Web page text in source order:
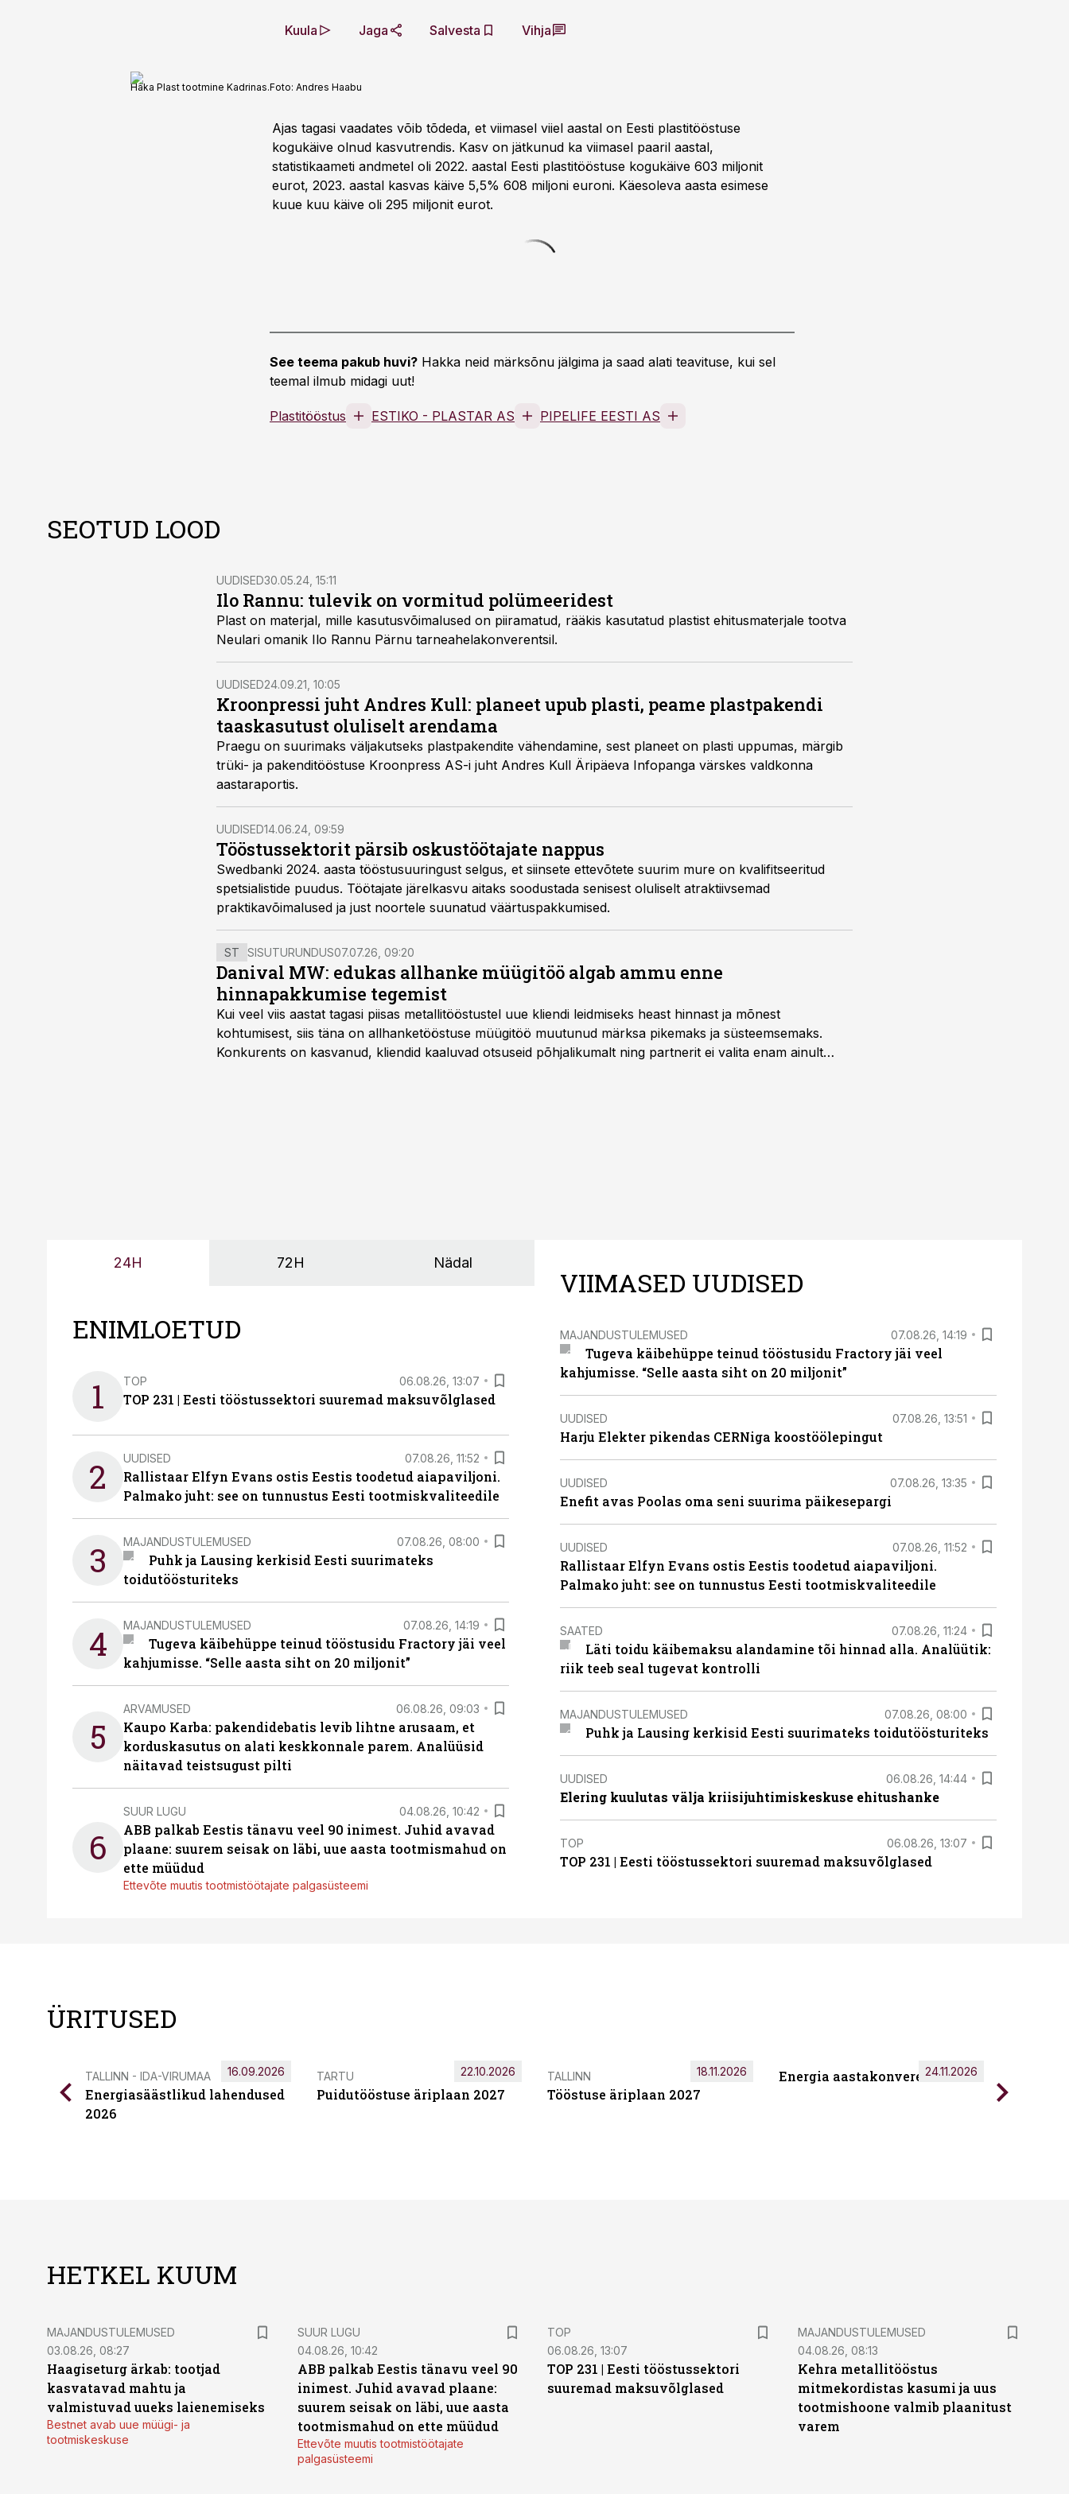
Kuula Jaga Salvesta Vihja
Haka Plast tootmine Kadrinas.Foto: Andres Haabu
Ajas tagasi vaadates võib tõdeda, et viimasel viiel aastal on Eesti plastitööstuse
kogukäive olnud kasvutrendis. Kasv on jätkunud ka viimasel paaril aastal,
statistikaameti andmetel oli 2022. aastal Eesti plastitööstuse kogukäive 603 miljonit
eurot, 2023. aastal kasvas käive 5,5% 608 miljoni euroni. Käesoleva aasta esimese
kuue kuu käive oli 295 miljonit eurot.
See teema pakub huvi? Hakka neid märksõnu jälgima ja saad alati teavituse, kui sel
teemal ilmub midagi uut!
Plastitööstus ESTIKO - PLASTAR AS PIPELIFE EESTI AS
SEOTUD LOOD
UUDISED30.05.24, 15:11
Ilo Rannu: tulevik on vormitud polümeeridest
Plast on materjal, mille kasutusvõimalused on piiramatud, rääkis kasutatud plastist ehitusmaterjale tootva
Neulari omanik Ilo Rannu Pärnu tarneahelakonverentsil.
UUDISED24.09.21, 10:05
Kroonpressi juht Andres Kull: planeet upub plasti, peame plastpakendi
taaskasutust oluliselt arendama
Praegu on suurimaks väljakutseks plastpakendite vähendamine, sest planeet on plasti uppumas, märgib
trüki- ja pakenditööstuse Kroonpress AS-i juht Andres Kull Äripäeva Infopanga värskes valdkonna
aastaraportis.
UUDISED14.06.24, 09:59
Tööstussektorit pärsib oskustöötajate nappus
Swedbanki 2024. aasta tööstusuuringust selgus, et siinsete ettevõtete suurim mure on kvalifitseeritud
spetsialistide puudus. Töötajate järelkasvu aitaks soodustada senisest oluliselt atraktiivsemad
praktikavõimalused ja just noortele suunatud väärtuspakkumised.
ST SISUTURUNDUS07.07.26, 09:20
Danival MW: edukas allhanke müügitöö algab ammu enne
hinnapakkumise tegemist
Kui veel viis aastat tagasi piisas metallitööstustel uue kliendi leidmiseks heast hinnast ja mõnest
kohtumisest, siis täna on allhanketööstuse müügitöö muutunud märksa pikemaks ja süsteemsemaks.
Konkurents on kasvanud, kliendid kaaluvad otsuseid põhjalikumalt ning partnerit ei valita enam ainult
24H 72H Nädal
ENIMLOETUD
1 TOP 06.08.26, 13:07
TOP 231 | Eesti tööstussektori suuremad maksuvõlglased
2 UUDISED 07.08.26, 11:52
Rallistaar Elfyn Evans ostis Eestis toodetud aiapaviljoni.
Palmako juht: see on tunnustus Eesti tootmiskvaliteedile
3 MAJANDUSTULEMUSED 07.08.26, 08:00
Puhk ja Lausing kerkisid Eesti suurimateks
toidutöösturiteks
4 MAJANDUSTULEMUSED 07.08.26, 14:19
Tugeva käibehüppe teinud tööstusidu Fractory jäi veel
kahjumisse. “Selle aasta siht on 20 miljonit”
5
ARVAMUSED 06.08.26, 09:03
Kaupo Karba: pakendidebatis levib lihtne arusaam, et
korduskasutus on alati keskkonnale parem. Analüüsid
näitavad teistsugust pilti
6
SUUR LUGU 04.08.26, 10:42
ABB palkab Eestis tänavu veel 90 inimest. Juhid avavad
plaane: suurem seisak on läbi, uue aasta tootmismahud on
ette müüdud
Ettevõte muutis tootmistöötajate palgasüsteemi
VIIMASED UUDISED
MAJANDUSTULEMUSED 07.08.26, 14:19
Tugeva käibehüppe teinud tööstusidu Fractory jäi veel
kahjumisse. “Selle aasta siht on 20 miljonit”
UUDISED 07.08.26, 13:51
Harju Elekter pikendas CERNiga koostöölepingut
UUDISED 07.08.26, 13:35
Enefit avas Poolas oma seni suurima päikesepargi
UUDISED 07.08.26, 11:52
Rallistaar Elfyn Evans ostis Eestis toodetud aiapaviljoni.
Palmako juht: see on tunnustus Eesti tootmiskvaliteedile
SAATED 07.08.26, 11:24
Läti toidu käibemaksu alandamine tõi hinnad alla. Analüütik:
riik teeb seal tugevat kontrolli
MAJANDUSTULEMUSED 07.08.26, 08:00
Puhk ja Lausing kerkisid Eesti suurimateks toidutöösturiteks
UUDISED 06.08.26, 14:44
Elering kuulutas välja kriisijuhtimiskeskuse ehitushanke
TOP 06.08.26, 13:07
TOP 231 | Eesti tööstussektori suuremad maksuvõlglased
ÜRITUSED
TALLINN - IDA-VIRUMAA
Energiasäästlikud lahendused
2026
16.09.2026 TARTU
Puidutööstuse äriplaan 2027
22.10.2026 TALLINN
Tööstuse äriplaan 2027
18.11.2026 Energia aastakonverents 2026
24.11.2026
HETKEL KUUM
MAJANDUSTULEMUSED
03.08.26, 08:27
Haagiseturg ärkab: tootjad
kasvatavad mahtu ja
valmistuvad uueks laienemiseks
Bestnet avab uue müügi- ja
tootmiskeskuse
SUUR LUGU
04.08.26, 10:42
ABB palkab Eestis tänavu veel 90
inimest. Juhid avavad plaane:
suurem seisak on läbi, uue aasta
tootmismahud on ette müüdud
Ettevõte muutis tootmistöötajate
palgasüsteemi
TOP
06.08.26, 13:07
TOP 231 | Eesti tööstussektori
suuremad maksuvõlglased
MAJANDUSTULEMUSED
04.08.26, 08:13
Kehra metallitööstus
mitmekordistas kasumi ja uus
tootmishoone valmib plaanitust
varem